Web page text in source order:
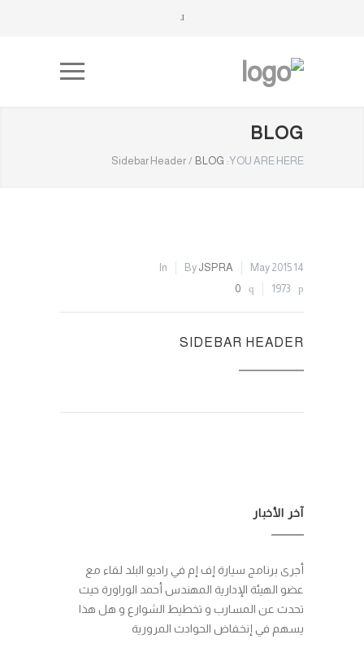
BLOG
YOU ARE HERE:
BLOG
/
Sidebar Header
14 May 2015
By JSPRA
In
1973
0
SIDEBAR HEADER
آخر الأخبار
أجرى برنامج سيارة إف إم في راديو البلد لقاء مع
عضو الهيئة الإدارية المهندس أحمد الوراورة حيث
تحدث عن المسارب و تخطيط الشوارع و هل هذا
يسهم في إنخفاض الحوادث المرورية